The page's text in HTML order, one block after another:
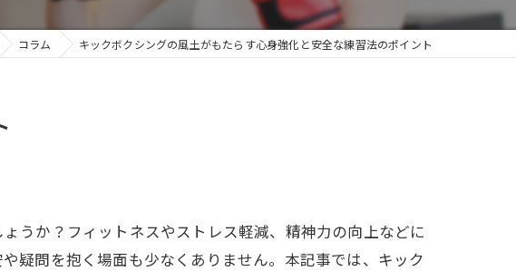
コラム キックボクシングの風土がもたらす心身強化と安全な練習法のポイント
うか？フィットネスやストレス軽減、精神力の向上などに
疑問を抱く場面も少なくありません。本記事では、キック